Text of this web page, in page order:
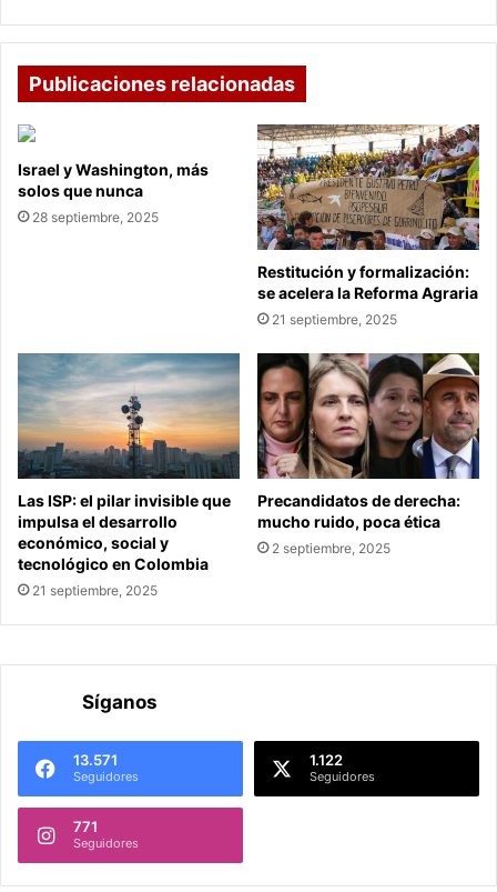
Publicaciones relacionadas
Israel y Washington, más
solos que nunca
28 septiembre, 2025
Restitución y formalización:
se acelera la Reforma Agraria
21 septiembre, 2025
Las ISP: el pilar invisible que
impulsa el desarrollo
económico, social y
tecnológico en Colombia
21 septiembre, 2025
Precandidatos de derecha:
mucho ruido, poca ética
2 septiembre, 2025
Síganos
13.571
Seguidores
1.122
Seguidores
771
Seguidores